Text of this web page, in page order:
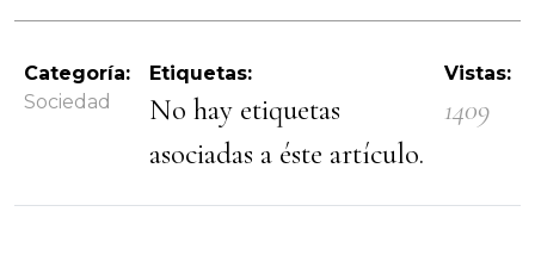
Categoría:
Sociedad
Etiquetas:
No hay etiquetas
asociadas a éste artículo.
Vistas:
1409